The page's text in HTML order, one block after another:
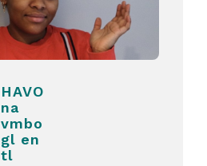
HAVO
na
vmbo
gl en
tl